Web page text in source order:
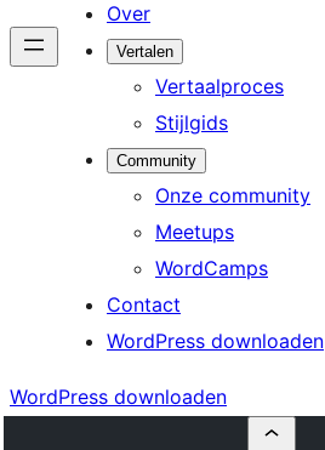
Over
Vertalen
Vertaalproces
Stijlgids
Community
Onze community
Meetups
WordCamps
Contact
WordPress downloaden
WordPress downloaden